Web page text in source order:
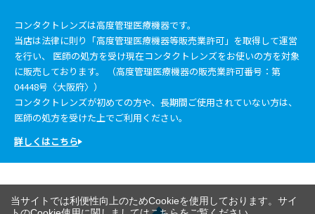
コンタクトレンズは高度管理医療機器です。
当店は法律に則り「高度管理医療機器等販売業許可」を取得して運営
を行い、 医師の処方を受け現在コンタクトレンズをお使いの方を対象
に販売しております。 （高度管理医療機器の販売業許可番号：第
04448号〈大阪府〉）
コンタクトレンズが初めての方や、長期間ご使用されていない方は、
医師の処方を受けた上でご利用ください。
詳しくはこちら
当サイトでは利便性向上のためCookieを使用しております。サイ